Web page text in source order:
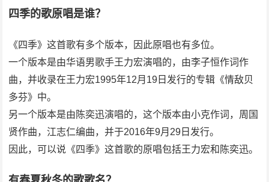
四季的歌原唱是谁？
《四季》这首歌有多个版本，因此原唱也有多位。
一个版本是由华语男歌手王力宏演唱的，由李子恒作词作
曲，并收录在王力宏1995年12月19日发行的专辑《情敌贝
多芬》中。
另一个版本是由陈奕迅演唱的，这个版本由小克作词，周国
贤作曲，江志仁编曲，并于2016年9月29日发行。
因此，可以说《四季》这首歌的原唱包括王力宏和陈奕迅。